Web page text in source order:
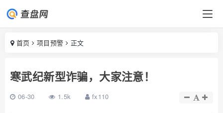
首页 项目预警 正文
寒武纪新型诈骗，大家注意！
06-30 1.5k fx110